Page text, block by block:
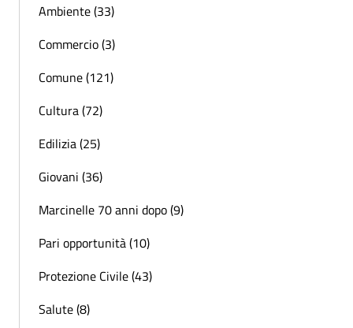
Ambiente (33)
Commercio (3)
Comune (121)
Cultura (72)
Edilizia (25)
Giovani (36)
Marcinelle 70 anni dopo (9)
Pari opportunità (10)
Protezione Civile (43)
Salute (8)